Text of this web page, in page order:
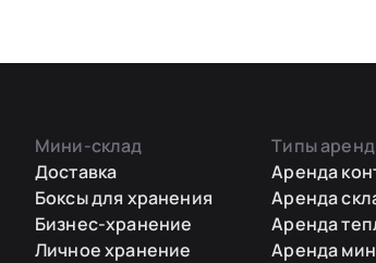
Мини-склад
Доставка
Боксы для хранения
Бизнес-хранение
Личное хранение
Типы
Аренда
Аренда
Аренда
Аренда